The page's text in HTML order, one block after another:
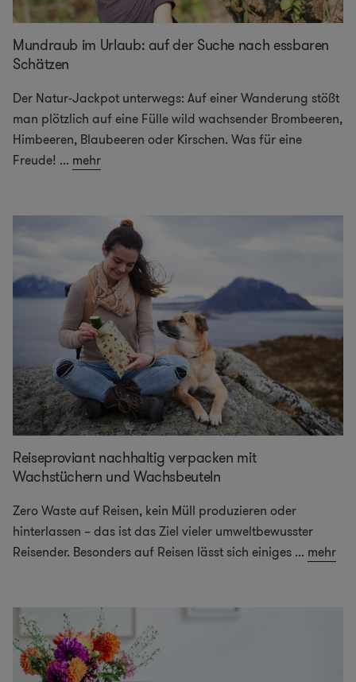
Mundraub im Urlaub: auf der Suche nach essbaren
Schätzen
Der Natur-Jackpot unterwegs: Auf einer Wanderung stößt
man plötzlich auf eine Fülle wild wachsender Brombeeren,
Himbeeren, Blaubeeren oder Kirschen. Was für eine
Freude! ... mehr
Reiseproviant nachhaltig verpacken mit
Wachstüchern und Wachsbeuteln
Zero Waste auf Reisen, kein Müll produzieren oder
hinterlassen – das ist das Ziel vieler umweltbewusster
Reisender. Besonders auf Reisen lässt sich einiges ... mehr